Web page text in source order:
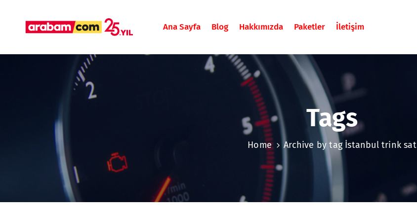
Ana Sayfa Blog Hakkımızda Paketler İletişim
Tags
Home Archive by tag İstanbul trink sat